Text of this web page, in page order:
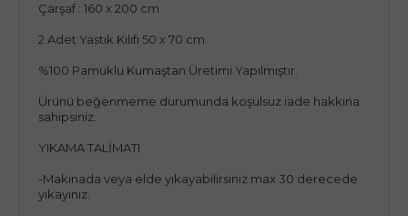
Çarşaf : 160 x 200 cm
2 Adet Yastık Kılıfı 50 x 70 cm
%100 Pamuklu Kumaştan Üretimi Yapılmıştır.
Ürünü beğenmeme durumunda koşulsuz iade hakkına
sahipsiniz.
YIKAMA TALİMATI
-Makinada veya elde yıkayabilirsiniz max 30 derecede
yıkayınız.